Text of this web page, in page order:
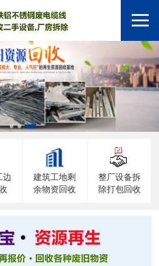
边
建筑工地剩
余物资回收
整厂设备拆
除打包回收